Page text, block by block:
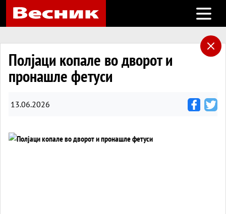
Open
Полјаци копале во дворот и
пронашле фетуси
13.06.2026